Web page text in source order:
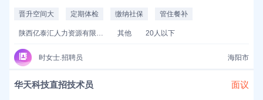
晋升空间大 定期体检 缴纳社保 管住餐补
陕西亿泰汇人力资源有限公司 其他 20人以下
时女士.招聘员 海阳市
华天科技直招技术员 面议